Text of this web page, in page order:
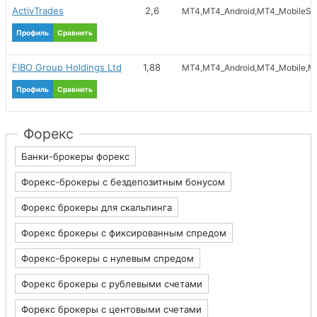
Moneta_Ru
Ripple
Advcash
RaidoSpare
BitPay
ePayService
ActivTrades
Профиль Сравнить
2,6 MT4 MT4_Android MT4_MobileSE
FIBO Group Holdings Ltd
Профиль Сравнить
1,88 MT4 MT4_Android MT4_Mobile
Форекс
Банки-брокеры форекс
Форекс-брокеры с бездепозитным бонусом
Форекс брокеры для скальпинга
Форекс брокеры с фиксированным спредом
Форекс-брокеры с нулевым спредом
Форекс брокеры с рублевыми счетами
Форекс брокеры с центовыми счетами